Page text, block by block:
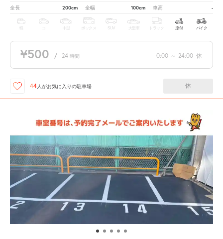
全長 200cm 全幅 100cm 車高 -
軽 中型 ボックス SUV 大型車 トラック 原付 バイク
¥500 / 24 時間 0:00 ～ 24:00 休
44 人がお気に入りの駐車場 休